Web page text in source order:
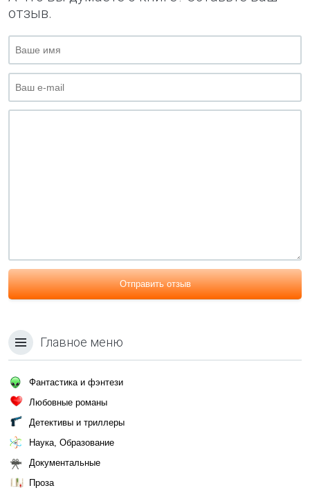
отзыв.
Отправить отзыв
Главное меню
Фантастика и фэнтези
Любовные романы
Детективы и триллеры
Наука, Образование
Документальные
Проза